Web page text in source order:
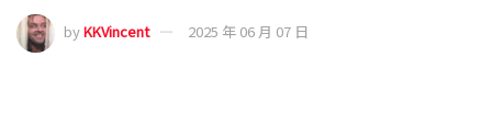
byKKVincent 2025 年 06 月 07 日